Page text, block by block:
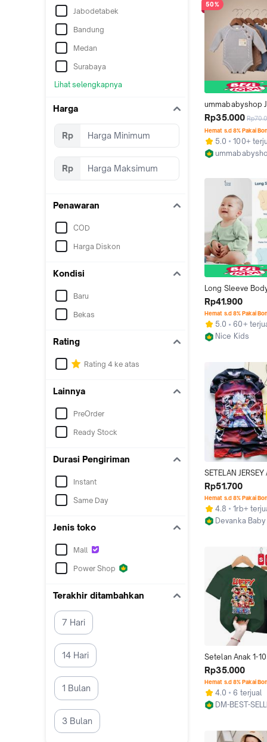
Jabodetabek
Bandung
Medan
Surabaya
Lihat selengkapnya
Harga
Rp
Rp
Penawaran
COD
Harga Diskon
Kondisi
Baru
Bekas
Rating
Rating 4 ke atas
Lainnya
PreOrder
Ready Stock
Durasi Pengiriman
Instant
Same Day
Jenis toko
Mall
Power Shop
Terakhir ditambahkan
7 Hari
14 Hari
1 Bulan
3 Bulan
50%
ummababyshop
Rajut Bayi Lengan
6 Bulan Baju Bayi
Perlengkapan
Baby Newborn
Sleeve Bodysuit
Jumper Romper
Rp35.000
Hemat s.d 8% Pakai
5.0
100+
Long Sleeve
Kids 2.0 New
Bayi / Bodysuit
Jumper Romper
Rp41.900
Hemat s.d 8% Pakai
5.0
60+
Nice Kids
SETELAN JERSEY
PREMIUM MOTIF
ONE PIECE BAJU
COWOK MURAH
BAGUS FASHION
BISA PAKAI TOPI
Rp51.700
Hemat s.d 8% Pakai
4.8
1rb+
Devanka
Setelan Anak 1-10
LUFFY Kaos Laki
Perempuan
Baju&Celana
Pakaian Bayi
Setelan Motif/
Rp35.000
Hemat s.d 8% Pakai
4.0
6 terjual
DM-BEST-